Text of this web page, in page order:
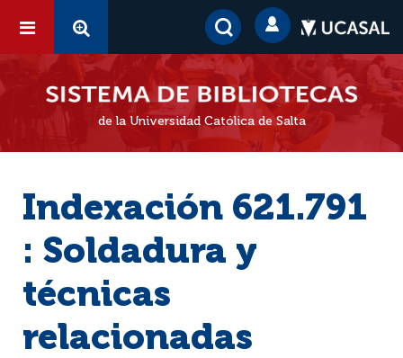
de la Universidad Católica de Salta
Indexación 621.791
: Soldadura y
técnicas
relacionadas